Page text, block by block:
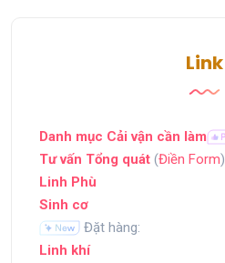
Link
Danh mục Cải vận cần làm
Tư vấn Tổng quát (Điền Form)
Linh Phù
Sinh cơ
Đặt hàng:
Linh khí